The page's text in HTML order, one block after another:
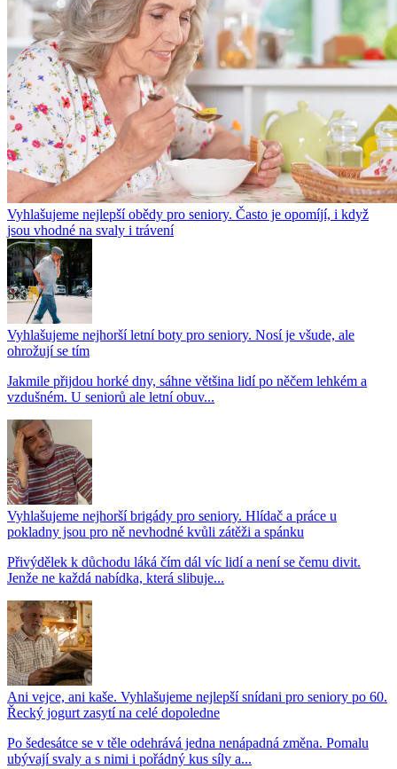
Vyhlašujeme nejlepší obědy pro seniory. Často je opomíjí, i když
jsou vhodné na svaly i trávení
Vyhlašujeme nejhorší letní boty pro seniory. Nosí je všude, ale
ohrožují se tím
Jakmile přijdou horké dny, sáhne většina lidí po něčem lehkém a
vzdušném. U seniorů ale letní obuv...
Vyhlašujeme nejhorší brigády pro seniory. Hlídač a práce u
pokladny jsou pro ně nevhodné kvůli zátěži a spánku
Přivýdělek k důchodu láká čím dál víc lidí a není se čemu divit.
Jenže ne každá nabídka, která slibuje...
Ani vejce, ani kaše. Vyhlašujeme nejlepší snídani pro seniory po 60.
Řecký jogurt zasytí na celé dopoledne
Po šedesátce se v těle odehrává jedna nenápadná změna. Pomalu
ubývají svaly a s nimi i pořádný kus síly a...